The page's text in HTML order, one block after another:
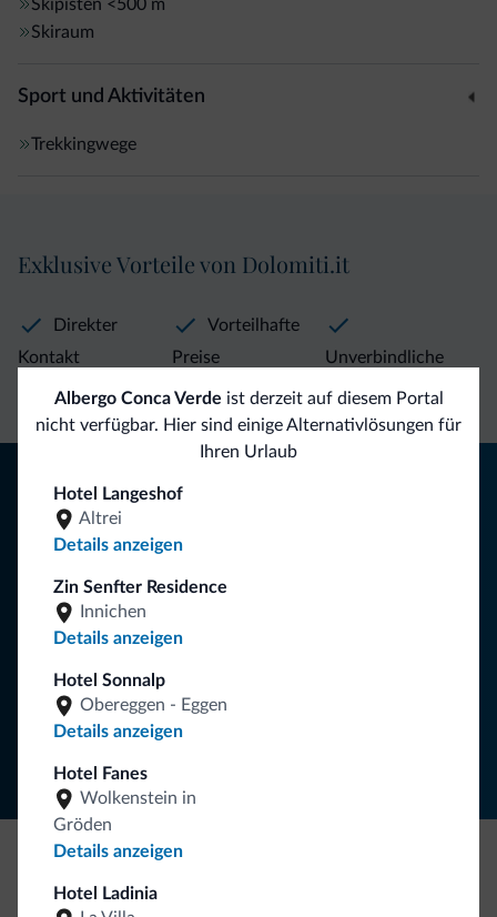
Skipisten <500 m
Skiraum
Sport und Aktivitäten
Trekkingwege
Albergo Conca Verde ist derzeit auf diesem Portal
nicht verfügbar. Hier sind einige Alternativlösungen für
Ihren Urlaub
Hotel Langeshof
Altrei
Details anzeigen
Zin Senfter Residence
Innichen
Details anzeigen
Hotel Sonnalp
Obereggen - Eggen
Details anzeigen
Hotel Fanes
Wolkenstein in
Gröden
Details anzeigen
Hotel Ladinia
Exklusive Vorteile von Dolomiti.it
Direkter
Kontakt
Vorteilhafte
Preise
Unverbindliche
Folgen Sie Dolomiti.it auf
Sie erhalten Informationen, exklusive Angebote und
Neuigkeiten für Ihren Urlaub in den Dolomiten.
NEWSLETTER ABONNIEREN
Seien Sie originell, entdecken Sie die neue